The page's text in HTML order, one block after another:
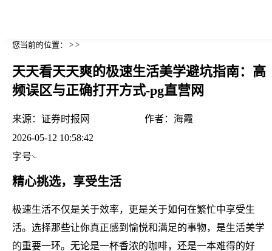
您当前的位置： > >
天天看天天爽的极速生活美学避坑指南：高
频误区与正确打开方式-pg直营网
来源： 证券时报网 作者： 海霞
2026-05-12 10:58:42
字号
精心挑选，享受生活
极速生活不仅是关于效率，更是关于如何在繁忙中享受生
活。选择那些让你真正感到愉悦和满足的事物，是生活美学
的重要一环。无论是一杯香浓的咖啡，还是一本难得的好